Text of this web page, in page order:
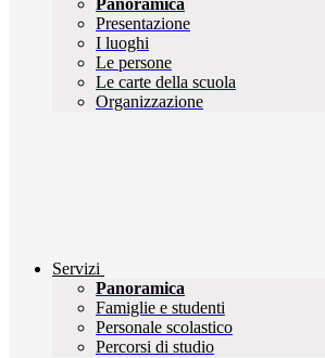
Panoramica
Presentazione
I luoghi
Le persone
Le carte della scuola
Organizzazione
Servizi
Panoramica
Famiglie e studenti
Personale scolastico
Percorsi di studio